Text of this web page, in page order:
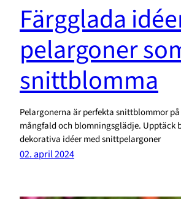
Färgglada
pelargoner
snittblomma
Pelargonerna är perfekta snittblommor
mångfald och blomningsglädje. Upptäck
dekorativa idéer med snittpelargoner
02. april 2024